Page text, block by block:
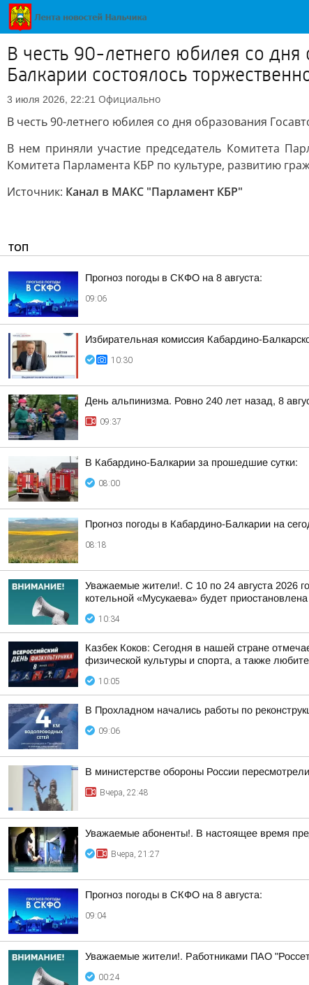
В честь 90-летнего юбилея со
Балкарии состоялось
3 июля 2026, 22:21 Официально
В честь 90-летнего юбилея со дня образования
В нем приняли участие председатель Комитета
Комитета Парламента КБР по культуре, развитию
Источник: Канал в МАКС "Парламент КБР"
ТОП
Прогноз погоды в СКФО на 8 августа:
09:06
Избирательная комиссия Кабардино-
10:30
День альпинизма. Ровно 240 лет назад, 8
09:37
В Кабардино-Балкарии за прошедшие сутки:
08:00
Прогноз погоды в Кабардино-Балкарии на
08:18
Уважаемые жители!. С 10 по 24 августа 2026
котельной «Мусукаева» будет приостановлена
10:34
Казбек Коков: Сегодня в нашей стране
физической культуры и спорта, а также
10:05
В Прохладном начались работы по
09:06
В министерстве обороны России
Вчера, 22:48
Уважаемые абоненты!. В настоящее время
Вчера, 21:27
Прогноз погоды в СКФО на 8 августа:
09:04
Уважаемые жители!. Работниками ПАО
00:24